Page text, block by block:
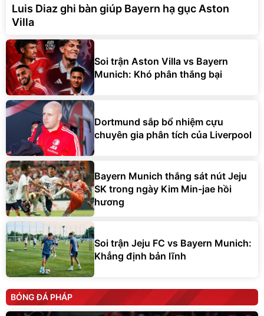
Luis Diaz ghi bàn giúp Bayern hạ gục Aston
Villa
Soi trận Aston Villa vs Bayern
Munich: Khó phân thắng bại
Dortmund sắp bổ nhiệm cựu
chuyên gia phân tích của Liverpool
Bayern Munich thắng sát nút Jeju
SK trong ngày Kim Min-jae hồi
hương
Soi trận Jeju FC vs Bayern Munich:
Khẳng định bản lĩnh
BÓNG ĐÁ PHÁP